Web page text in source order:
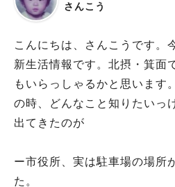
さんこう
こんにちは、さんこうです。
新生活情報です。北摂・箕面
もいらっしゃるかと思います
の時、どんなこと知りたいっ
出てきたのが
ー市役所、実は駐車場の場所
た。